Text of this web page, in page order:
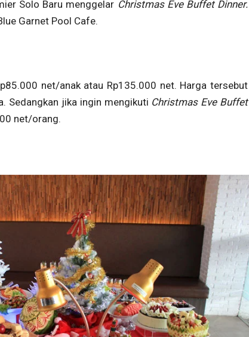
Solo Baru menggelar Christmas Eve Buffet Dinner.
Garnet Pool Cafe.
net/anak atau Rp135.000 net. Harga tersebut
Sedangkan jika ingin mengikuti Christmas Eve Buffet
net/orang.